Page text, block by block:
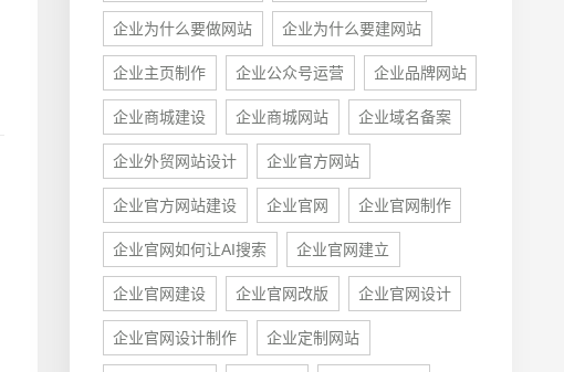
企业为什么要做网站 企业为什么要建网站
企业主页制作 企业公众号运营 企业品牌网站
企业商城建设 企业商城网站 企业域名备案
企业外贸网站设计 企业官方网站
企业官方网站建设 企业官网 企业官网制作
企业官网如何让AI搜索 企业官网建立
企业官网建设 企业官网改版 企业官网设计
企业官网设计制作 企业定制网站
手机
133 1698
创意品牌型网站 · 标准企业官网建设 · 外贸网站设计